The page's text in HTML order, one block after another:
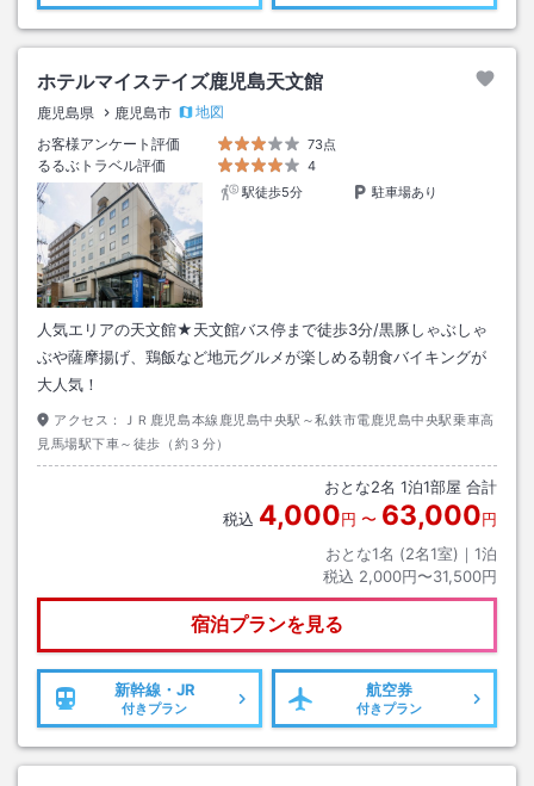
ホテルマイステイズ鹿児島天文館
鹿児島県 鹿児島市
地図
お客様アンケート評価
73点
るるぶトラベル評価
4
駅徒歩5分
駐車場あり
人気エリアの天文館★天文館バス停まで徒歩3分/黒豚しゃぶしゃ
ぶや薩摩揚げ、鶏飯など地元グルメが楽しめる朝食バイキングが
大人気！
アクセス：
ＪＲ鹿児島本線鹿児島中央駅～私鉄市電鹿児島中央駅乗車高
見馬場駅下車～徒歩（約３分）
おとな2名 1泊1部屋 合計
税込 4,000円 〜 63,000円
おとな1名 (2名1室)｜ 1泊
税込 2,000円〜31,500円
宿泊プランを見る
新幹線・JR
付きプラン
航空券
付きプラン